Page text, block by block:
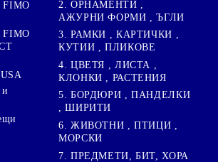
FIMO
FIMO
и
2. ОРНАМЕНТИ ,
АЖУРНИ ФОРМИ , ЪГЛИ
3. РАМКИ , КАРТИЧКИ ,
КУТИИ , ПЛИКОВЕ
4. ЦВЕТЯ , ЛИСТА ,
КЛОНКИ , РАСТЕНИЯ
5. БОРДЮРИ , ПАНДЕЛКИ
, ШИРИТИ
6. ЖИВОТНИ , ПТИЦИ ,
МОРСКИ
7. ПРЕДМЕТИ, БИТ, ХОРА